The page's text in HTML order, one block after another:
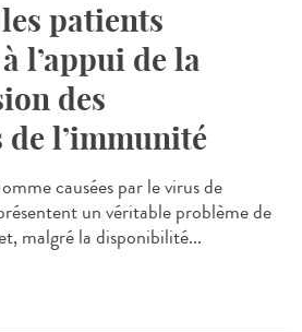
patients
l’appui de la
des
de l’immunité
causées par le virus de
un véritable problème de
malgré la disponibilité...